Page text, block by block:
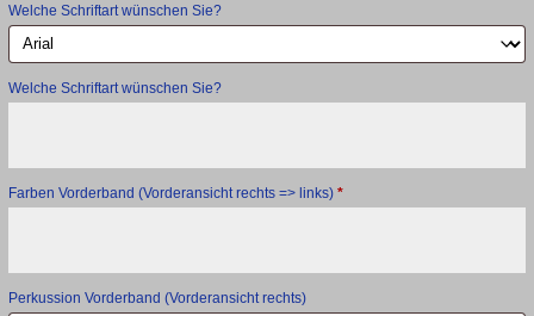
Welche Schriftart wünschen Sie?
Welche Schriftart wünschen Sie?
Farben Vorderband (Vorderansicht rechts => links) *
Perkussion Vorderband (Vorderansicht rechts)